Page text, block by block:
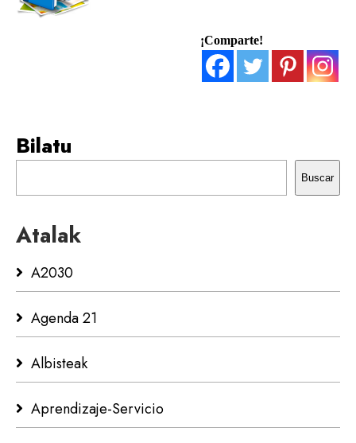
¡Comparte!
Bilatu
Buscar
Atalak
A2030
Agenda 21
Albisteak
Aprendizaje-Servicio